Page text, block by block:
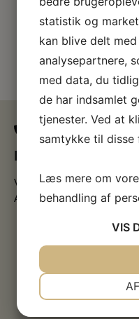
Kontakt os
Vestjyllands Kunstpavillon
Arne Haugen Sørensen
statistik og
kan blive delt
analysepartnere,
med data, du
de har indsamlet
tjenester. Ved at
samtykke til disse
Læs mere om
behandling af
VIS